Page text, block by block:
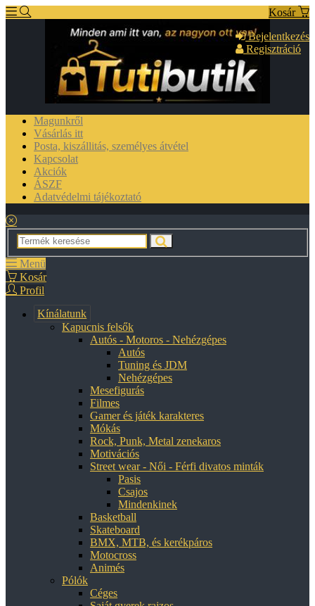
Kosár
Bejelentkezés
Regisztráció
Magunkről
Vásárlás itt
Posta, kiszállitás, személyes átvétel
Kapcsolat
Akciók
ÁSZF
Adatvédelmi tájékoztató
Menü
Kosár
Profil
Kínálatunk
Kapucnis felsők
Autós - Motoros - Nehézgépes
Autós
Tuning és JDM
Nehézgépes
Mesefigurás
Filmes
Gamer és játék karakteres
Mókás
Rock, Punk, Metal zenekaros
Motivációs
Street wear - Női - Férfi divatos minták
Pasis
Csajos
Mindenkinek
Basketball
Skateboard
BMX, MTB, és kerékpáros
Motocross
Animés
Pólók
Céges